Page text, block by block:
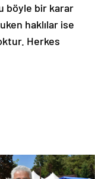
böyle bir karar
haklılar ise
Herkes